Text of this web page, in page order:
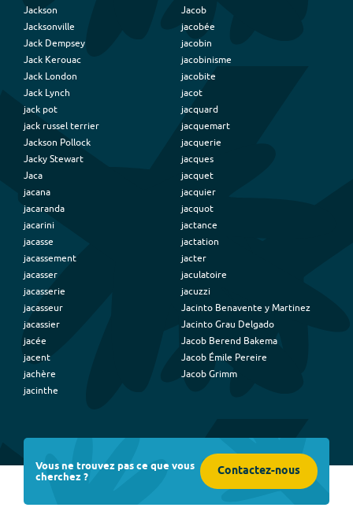
Jackson
Jacksonville
Jack Dempsey
Jack Kerouac
Jack London
Jack Lynch
jack pot
jack russel terrier
Jackson Pollock
Jacky Stewart
Jaca
jacana
jacaranda
jacarini
jacasse
jacassement
jacasser
jacasserie
jacasseur
jacassier
jacée
jacent
jachère
jacinthe
Jacob
jacobée
jacobin
jacobinisme
jacobite
jacot
jacquard
jacquemart
jacquerie
jacques
jacquet
jacquier
jacquot
jactance
jactation
jacter
jaculatoire
jacuzzi
Jacinto Benavente y Martinez
Jacinto Grau Delgado
Jacob Berend Bakema
Jacob Émile Pereire
Jacob Grimm
Vous ne trouvez pas ce que vous
cherchez ? Contactez-nous